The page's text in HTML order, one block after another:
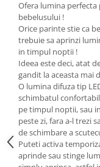
Sac de dormit 130 cm
Sac de dormit 140 cm
Sac de dormit 150 cm
Sac de dormit tineret
Saltele de infasat
Ofera lumina
bebelusului !
Orice parinte stie ca
trebuie sa aprinzi
in timpul noptii !
Ideea este deci, atat
gandit la aceasta mai
O lumina difuza tip
schimbatul
pe timpul noptii, sau
peste zi, fara a-l trezi
de schimbare a
Puteti activa
aprinde sau stinge